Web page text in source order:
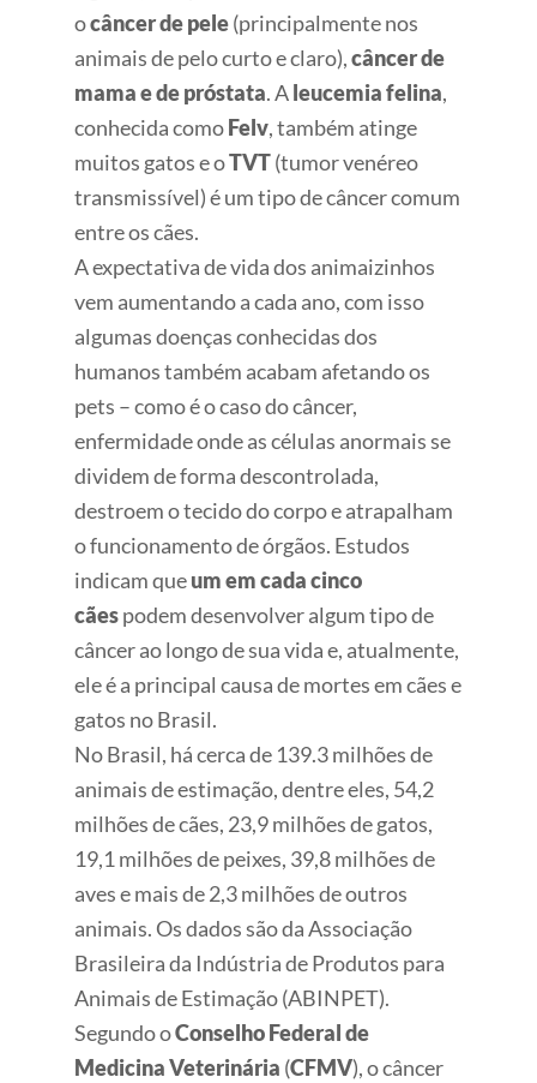
ocâncer de pele(principalmente nos
animais de pelo curto e claro),câncer de
mama e de próstata. Aleucemia felina,
conhecida comoFelv, também atinge
muitos gatos e oTVT(tumor venéreo
transmissível) é um tipo de câncer comum
entre os cães.
A expectativa de vida dos animaizinhos
vem aumentando a cada ano, com isso
algumas doenças conhecidas dos
humanos também acabam afetando os
pets – como é o caso do câncer,
enfermidade onde as células anormais se
dividem de forma descontrolada,
destroem o tecido do corpo e atrapalham
o funcionamento de órgãos. Estudos
indicam queum em cada cinco
cãespodem desenvolver algum tipo de
câncer ao longo de sua vida e, atualmente,
ele é a principal causa de mortes em cães e
gatos no Brasil.
No Brasil, há cerca de 139.3 milhões de
animais de estimação, dentre eles, 54,2
milhões de cães, 23,9 milhões de gatos,
19,1 milhões de peixes, 39,8 milhões de
aves e mais de 2,3 milhões de outros
animais. Os dados são da Associação
Brasileira da Indústria de Produtos para
Animais de Estimação (ABINPET).
Segundo oConselho Federal de
Medicina Veterinária (CFMV), o câncer